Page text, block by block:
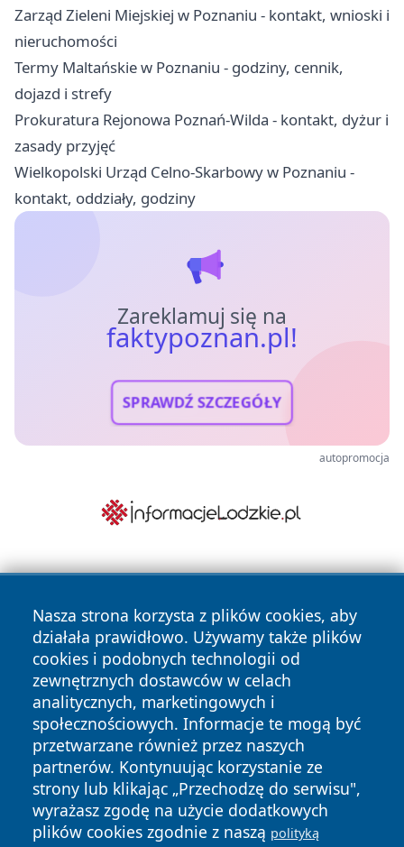
Zarząd Zieleni Miejskiej w Poznaniu - kontakt, wnioski i
nieruchomości
Termy Maltańskie w Poznaniu - godziny, cennik,
dojazd i strefy
Prokuratura Rejonowa Poznań-Wilda - kontakt, dyżur i
zasady przyjęć
Wielkopolski Urząd Celno-Skarbowy w Poznaniu -
kontakt, oddziały, godziny
Zareklamuj się na
faktypoznan.pl!
SPRAWDŹ SZCZEGÓŁY
autopromocja
Nasza strona korzysta z plików cookies, aby
działała prawidłowo. Używamy także plików
cookies i podobnych technologii od
zewnętrznych dostawców w celach
analitycznych, marketingowych i
społecznościowych. Informacje te mogą być
przetwarzane również przez naszych
partnerów. Kontynuując korzystanie ze
strony lub klikając „Przechodzę do serwisu",
wyrażasz zgodę na użycie dodatkowych
plików cookies zgodnie z naszą polityką
Copyright © 2026 faktypoznan.pl Wszystkie prawa
zastrzeżone.
News Autorzy
Polityka
Prywatności
Polityka
Cookies